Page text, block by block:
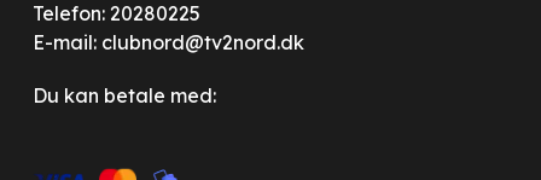
Telefon: 20280225
E-mail: clubnord@tv2nord.dk
Du kan betale med: